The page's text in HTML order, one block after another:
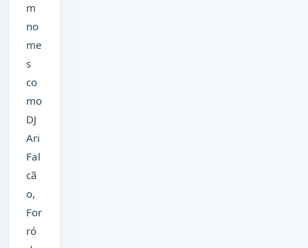
m
no
me
s
co
mo
DJ
Ari
Fal
cã
o,
For
ró